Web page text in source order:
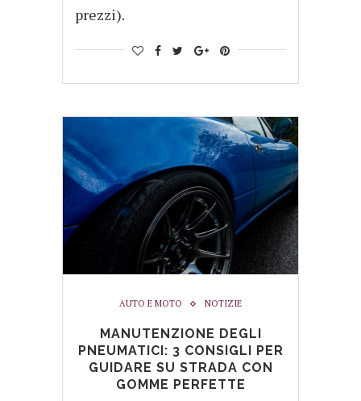
prezzi).
AUTO E MOTO NOTIZIE
MANUTENZIONE DEGLI
PNEUMATICI: 3 CONSIGLI PER
GUIDARE SU STRADA CON
GOMME PERFETTE